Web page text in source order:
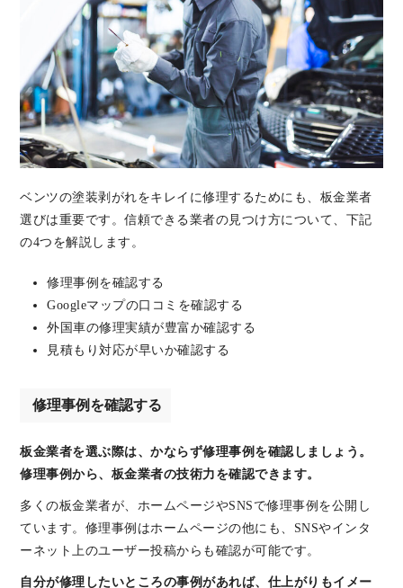
ベンツの塗装剥がれをキレイに修理するためにも、板金業者
選びは重要です。信頼できる業者の見つけ方について、下記
の4つを解説します。
修理事例を確認する
Googleマップの口コミを確認する
外国車の修理実績が豊富か確認する
見積もり対応が早いか確認する
修理事例を確認する
板金業者を選ぶ際は、かならず修理事例を確認しましょう。
修理事例から、板金業者の技術力を確認できます。
多くの板金業者が、ホームページやSNSで修理事例を公開し
ています。修理事例はホームページの他にも、SNSやインタ
ーネット上のユーザー投稿からも確認が可能です。
自分が修理したいところの事例があれば、仕上がりもイメー